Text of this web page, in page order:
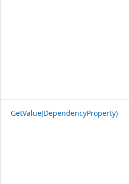
GetValue(DependencyProperty)